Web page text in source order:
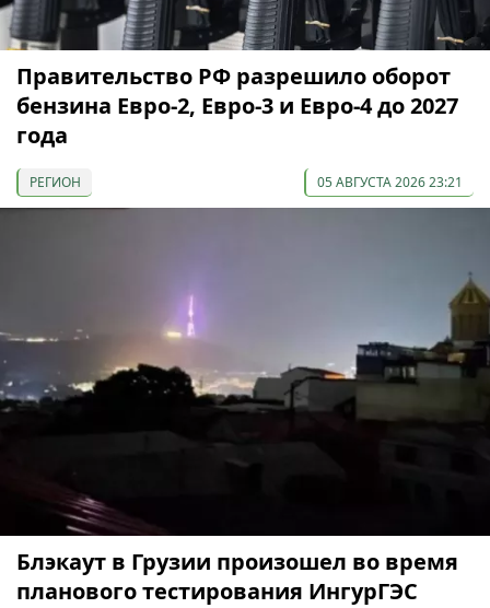
Правительство РФ разрешило оборот
бензина Евро-2, Евро-3 и Евро-4 до 2027
года
РЕГИОН 05 АВГУСТА 2026 23:21
Блэкаут в Грузии произошел во время
планового тестирования ИнгурГЭС